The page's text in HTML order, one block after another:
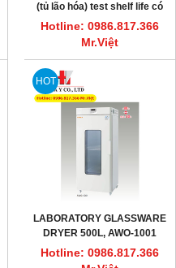
(tủ lão hóa) test shelf life có
đèn LED FLI-2010H-LED
300Lít
Hotline: 0986.817.366
Mr.Việt
HOT
LABORATORY GLASSWARE
DRYER 500L, AWO-1001
EYELA
Hotline: 0986.817.366